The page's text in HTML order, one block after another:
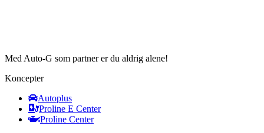
Med Auto-G som partner er du aldrig alene!
Koncepter
Autoplus
Proline E Center
Proline Center